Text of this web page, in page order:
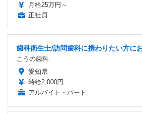
月給25万円～
正社員
歯科衛生士/訪問歯科に携わりたい方に
こうの歯科
愛知県
時給2,000円
アルバイト・パート